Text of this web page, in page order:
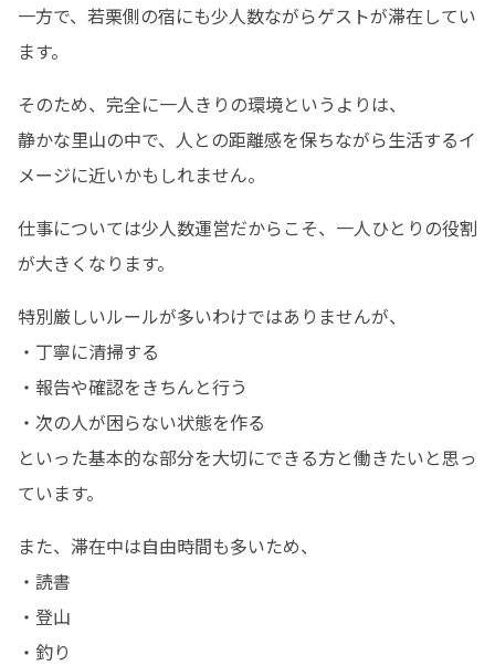
一方で、若栗側の宿にも少人数ながらゲストが滞在してい
ます。
そのため、完全に一人きりの環境というよりは、
静かな里山の中で、人との距離感を保ちながら生活するイ
メージに近いかもしれません。
仕事については少人数運営だからこそ、一人ひとりの役割
が大きくなります。
特別厳しいルールが多いわけではありませんが、
・丁寧に清掃する
・報告や確認をきちんと行う
・次の人が困らない状態を作る
といった基本的な部分を大切にできる方と働きたいと思っ
ています。
また、滞在中は自由時間も多いため、
・読書
・登山
・釣り